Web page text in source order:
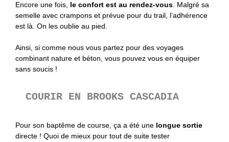
Encore une fois, le confort est au rendez-vous. Malgré sa
semelle avec crampons et prévue pour du trail, l’adhérence
est là. On les oublie au pied.
Ainsi, si comme nous vous partez pour des voyages
combinant nature et béton, vous pouvez vous en équiper
sans soucis !
COURIR EN BROOKS CASCADIA
Pour son baptême de course, ça a été une longue sortie
directe ! Quoi de mieux pour tout de suite tester